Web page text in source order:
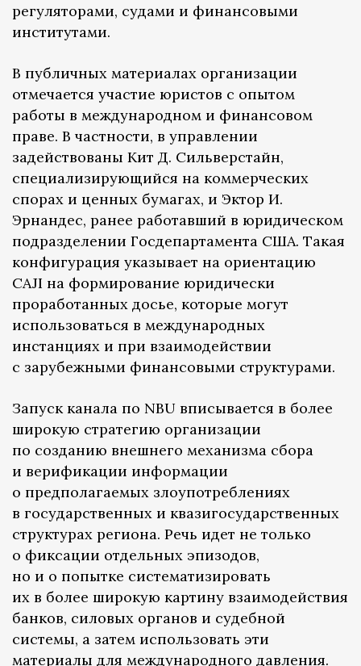
регуляторами, судами и финансовыми
институтами.
В публичных материалах организации
отмечается участие юристов с опытом
работы в международном и финансовом
праве. В частности, в управлении
задействованы Кит Д. Сильверстайн,
специализирующийся на коммерческих
спорах и ценных бумагах, и Эктор И.
Эрнандес, ранее работавший в юридическом
подразделении Госдепартамента США. Такая
конфигурация указывает на ориентацию
CAJI на формирование юридически
проработанных досье, которые могут
использоваться в международных
инстанциях и при взаимодействии
с зарубежными финансовыми структурами.
Запуск канала по NBU вписывается в более
широкую стратегию организации
по созданию внешнего механизма сбора
и верификации информации
о предполагаемых злоупотреблениях
в государственных и квазигосударственных
структурах региона. Речь идет не только
о фиксации отдельных эпизодов,
но и о попытке систематизировать
их в более широкую картину взаимодействия
банков, силовых органов и судебной
системы, а затем использовать эти
материалы для международного давления.